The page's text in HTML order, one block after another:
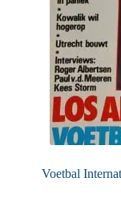
Voetbal